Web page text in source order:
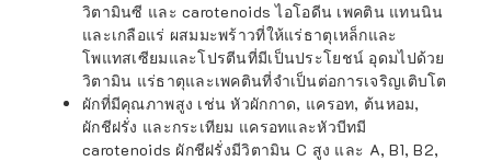
วิตามินซี และ carotenoids ไอโอดีน เพคติน แทนนิน
และเกลือแร่ ผสมมะพร้าวที่ให้แร่ธาตุเหล็กและ
โพแทสเซียมและโปรตีนที่มีเป็นประโยชน์ อุดมไปด้วย
วิตามิน แร่ธาตุและเพคตินที่จำเป็นต่อการเจริญเติบโต
ผักที่มีคุณภาพสูง เช่น หัวผักกาด, แครอท, ต้นหอม,
ผักชีฝรั่ง และกระเทียม แครอทและหัวบีทมี
carotenoids ผักชีฝรั่งมีวิตามิน C สูง และ A, B1, B2,